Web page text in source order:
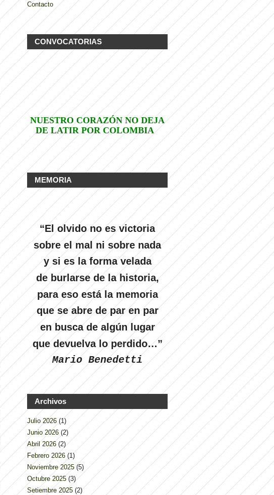
Contacto
CONVOCATORIAS
NUESTRO CORAZÓN NO DEJA
DE LATIR POR COLOMBIA
MEMORIA
“El olvido no es victoria
sobre el mal ni sobre nada
y si es la forma velada
de burlarse de la historia,
para eso está la memoria
que se abre de par en par
en busca de algún lugar
que devuelva lo perdido…”
Mario Benedetti
Archivos
Julio 2026 (1)
Junio 2026 (2)
Abril 2026 (2)
Febrero 2026 (1)
Noviembre 2025 (5)
Octubre 2025 (3)
Setiembre 2025 (2)